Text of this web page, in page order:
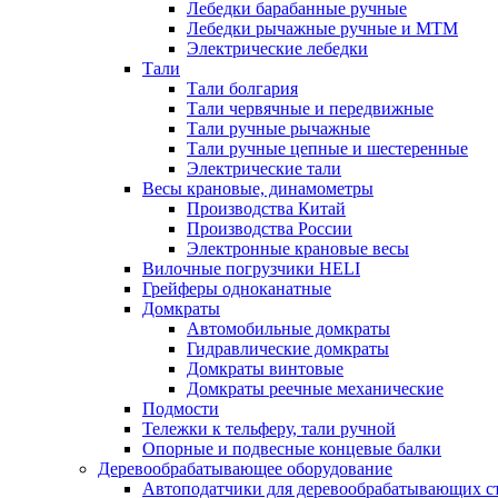
Лебедки барабанные ручные
Лебедки рычажные ручные и МТМ
Электрические лебедки
Тали
Тали болгария
Тали червячные и передвижные
Тали ручные рычажные
Тали ручные цепные и шестеренные
Электрические тали
Весы крановые, динамометры
Производства Китай
Производства России
Электронные крановые весы
Вилочные погрузчики HELI
Грейферы одноканатные
Домкраты
Автомобильные домкраты
Гидравлические домкраты
Домкраты винтовые
Домкраты реечные механические
Подмости
Тележки к тельферу, тали ручной
Опорные и подвесные концевые балки
Деревообрабатывающее оборудование
Автоподатчики для деревообрабатывающих